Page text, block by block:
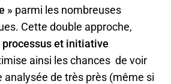
» parmi les nombreuses
Cette double approche,
processus et initiative
ainsi les chances de voir
analysée de très près (même si